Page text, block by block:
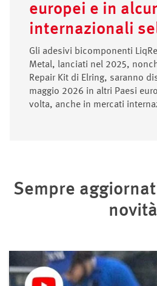
europei e in
internazionali
Gli adesivi bicomponenti
Metal, lanciati nel 2025,
Repair Kit di Elring, saranno
maggio 2026 in altri Paesi
volta, anche in mercati
Sempre